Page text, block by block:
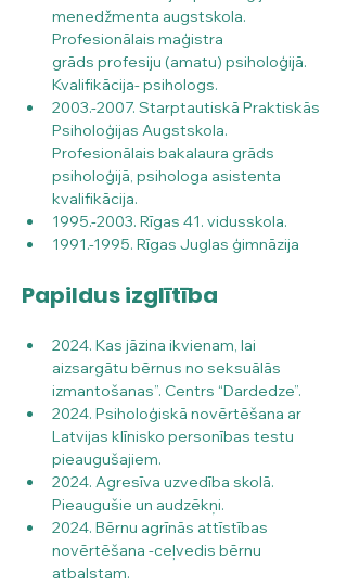
menedžmenta augstskola.
Profesionālais maģistra
grāds profesiju (amatu) psiholoģijā.
Kvalifikācija- psihologs.
2003.-2007. Starptautiskā Praktiskās
Psiholoģijas Augstskola.
Profesionālais bakalaura grāds
psiholoģijā, psihologa asistenta
kvalifikācija.
1995.-2003. Rīgas 41. vidusskola.
1991.-1995. Rīgas Juglas ģimnāzija
Papildus izglītība
2024. Kas jāzina ikvienam, lai
aizsargātu bērnus no seksuālās
izmantošanas”. Centrs “Dardedze”.
2024. Psiholoģiskā novērtēšana ar
Latvijas klīnisko personības testu
pieaugušajiem.
2024. Agresīva uzvedība skolā.
Pieaugušie un audzēkņi.
2024. Bērnu agrīnās attīstības
novērtēšana -ceļvedis bērnu
atbalstam.